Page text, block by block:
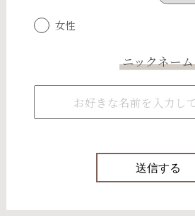
女性
ニックネーム